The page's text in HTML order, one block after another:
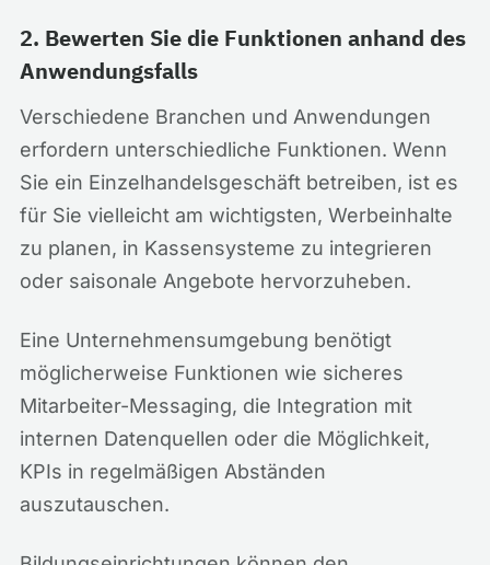
2. Bewerten Sie die Funktionen anhand des
Anwendungsfalls
Verschiedene Branchen und Anwendungen
erfordern unterschiedliche Funktionen. Wenn
Sie ein Einzelhandelsgeschäft betreiben, ist es
für Sie vielleicht am wichtigsten, Werbeinhalte
zu planen, in Kassensysteme zu integrieren
oder saisonale Angebote hervorzuheben.
Eine Unternehmensumgebung benötigt
möglicherweise Funktionen wie sicheres
Mitarbeiter-Messaging, die Integration mit
internen Datenquellen oder die Möglichkeit,
KPIs in regelmäßigen Abständen
auszutauschen.